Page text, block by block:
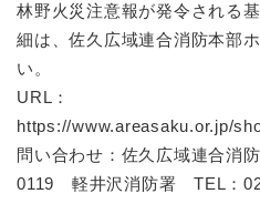
林野火災注意報が発令される
細は、佐久広域連合消防本部
い。
URL：
https://www.areasaku.or.jp/
問い合わせ：佐久広域連合消
0119 軽井沢消防署 TEL：